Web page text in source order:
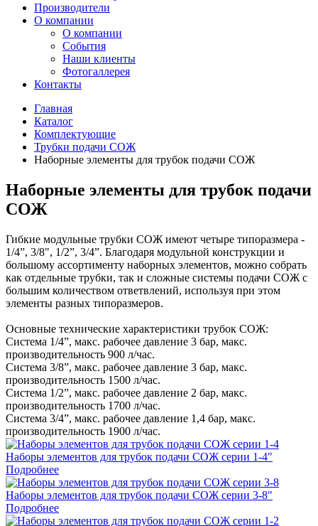
Производители
О компании
О компании
События
Наши клиенты
Фотогаллерея
Контакты
Главная
Каталог
Комплектующие
Трубки подачи СОЖ
Наборные элементы для трубок подачи СОЖ
Наборные элементы для трубок подачи
СОЖ
Гибкие модульные трубки СОЖ имеют четыре типоразмера -
1/4”, 3/8", 1/2”, 3/4”. Благодаря модульной конструкции и
большому ассортименту наборных элементов, можно собрать
как отдельные трубки, так и сложные системы подачи СОЖ с
большим количеством ответвлений, используя при этом
элементы разных типоразмеров.
Основные технические характеристики трубок СОЖ:
Система 1/4”, макс. рабочее давление 3 бар, макс.
производительность 900 л/час.
Система 3/8”, макс. рабочее давление 3 бар, макс.
производительность 1500 л/час.
Система 1/2”, макс. рабочее давление 2 бар, макс.
производительность 1700 л/час.
Система 3/4”, макс. рабочее давление 1,4 бар, макс.
производительность 1900 л/час.
Наборы элементов для трубок подачи СОЖ серии 1-4"
Подробнее
Наборы элементов для трубок подачи СОЖ серии 3-8"
Подробнее